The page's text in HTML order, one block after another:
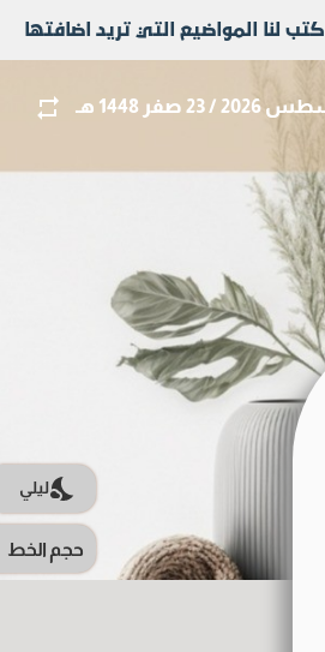
اكتب لنا المواضيع التي تريد اضافتها
حجم الخط
ليلي